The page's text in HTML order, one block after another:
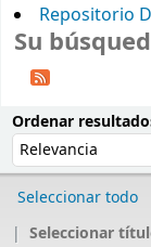
Repositorio
Su
Ordenar
Seleccionar todo
Seleccionar